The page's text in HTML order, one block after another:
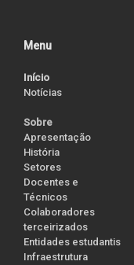
Menu
Início
Notícias
Sobre
Apresentação
História
Setores
Docentes e
Técnicos
Colaboradores
terceirizados
Entidades estudantis
Infraestrutura